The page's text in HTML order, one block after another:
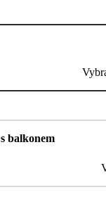
balkonem